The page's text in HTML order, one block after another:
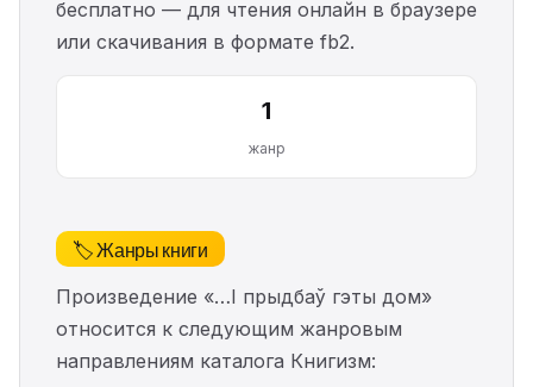
бесплатно — для чтения онлайн в браузере
или скачивания в формате fb2.
1
жанр
🏷️ Жанры книги
Произведение «…І прыдбаў гэты дом»
относится к следующим жанровым
направлениям каталога Книгизм: